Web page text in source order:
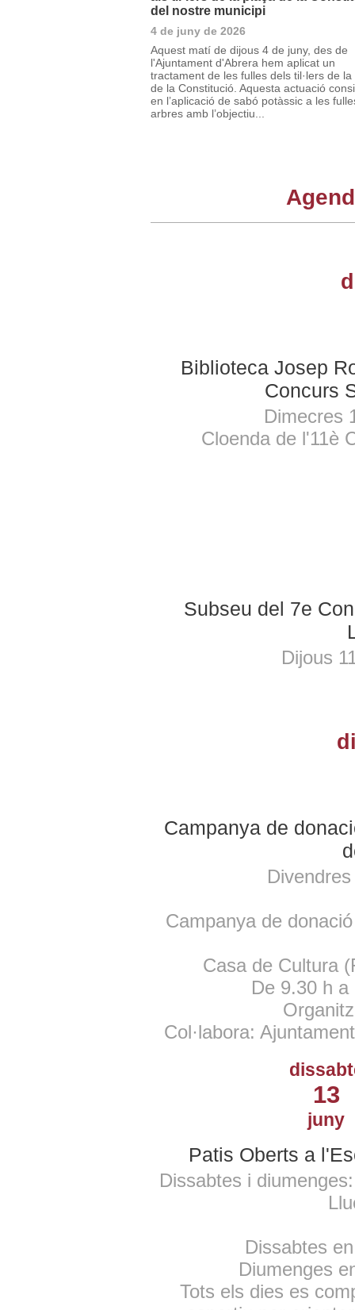
del nostre municipi
4 de juny de 2026
Aquest matí de dijous 4 de juny, des de
l'Ajuntament d'Abrera hem aplicat un
tractament de les fulles dels til·lers de la
de la Constitució. Aquesta actuació
en l’aplicació de sabó potàssic a les
arbres amb l’objectiu...
Biblioteca Josep
Concurs
Dimecres
Cloenda de l'11è
Subseu del 7e
Dijous
Campanya de
Campanya de
Casa de Cultura
De 9.30 h
Col·labora:
13
juny
Patis Oberts a
Dissabtes i
Dissabtes
Diumenges
Tots els dies es